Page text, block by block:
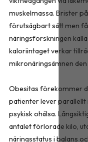
muskelmassa. Brister
förutsägbart sätt men
näringsforskningen
kaloriintaget verkar
mikronäringsämnen
Obesitas förekommer
patienter lever parallellt
psykisk ohälsa.
antalet förlorade kilo,
näringsstatus i balans